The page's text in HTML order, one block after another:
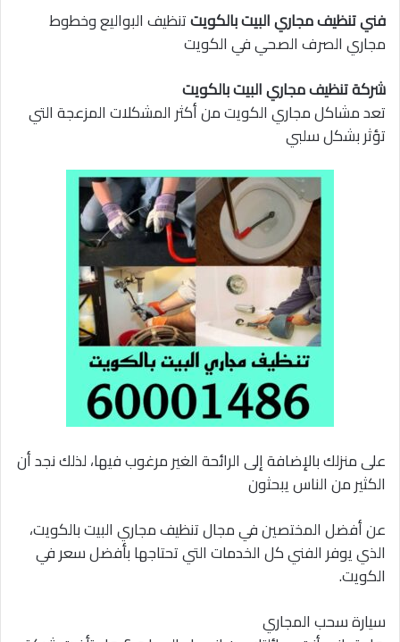
فني تنظيف مجاري البيت بالكويتتنظيف البواليع وخطوط
مجاري الصرف الصحي في الكويت
شركة تنظيف مجاري البيت بالكويت
تعد مشاكل مجاري الكويت من أكثر المشكلات المزعجة التي
تؤثر بشكل سلبي
على منزلك بالإضافة إلى الرائحة الغير مرغوب فيها، لذلك نجد أن
الكثير من الناس يبحثون
عن أفضل المختصين في مجال تنظيف مجاري البيت بالكويت،
الذي يوفر الفني كل الخدمات التي تحتاجها بأفضل سعر في
الكويت.
سيارة سحب المجاري